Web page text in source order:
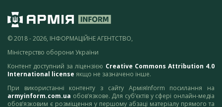
© 2018 - 2026, ІНФОРМАЦІЙНЕ АГЕНТСТВО,
Міністерство оборони України
Контент доступний за ліцензією Creative Commons Attribution 4.0
International license якщо не зазначено інше.
При використанні контенту з сайту АрміяInform посилання на
armyinform.com.ua обов’язкове. Для суб’єктів у сфері онлайн-медіа
обов’язковим є розміщення у першому абзаці матеріалу прямого та